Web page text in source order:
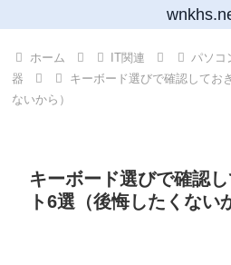
ホーム IT関連 パソコ
器
キーボード選びで確認してお
ないから）
キーボード選びで確認
ト6選（後悔したくない